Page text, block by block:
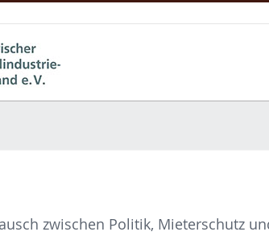
zwischen Politik, Mieterschutz